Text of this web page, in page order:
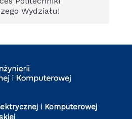
Wydziału!
i Komputerowej